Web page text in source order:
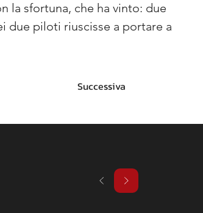
la sfortuna, che ha vinto: due
due piloti riuscisse a portare a
Successiva